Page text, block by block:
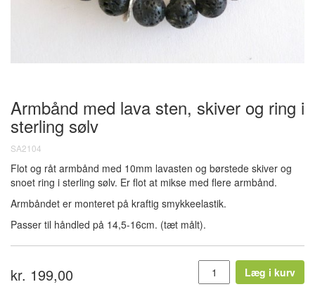
Armbånd med lava sten, skiver og ring i
sterling sølv
SA2104
Flot og råt armbånd med 10mm lavasten og børstede skiver og
snoet ring i sterling sølv. Er flot at mikse med flere armbånd.
Armbåndet er monteret på kraftig smykkeelastik.
Passer til håndled på 14,5-16cm. (tæt målt).
kr. 199,00 Læg i kurv